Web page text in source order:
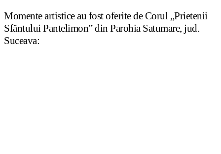
Momente artistice au fost oferite de Corul „Prietenii
Sfântului Pantelimon” din Parohia Satumare, jud.
Suceava: